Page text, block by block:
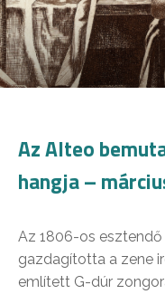
Az Alteo
hangja –
Az 1806-os
gazdagította a zene
említett G-dúr